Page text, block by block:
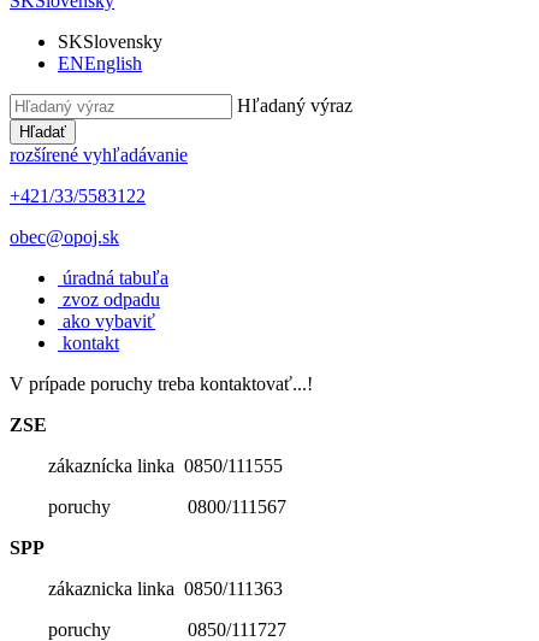
SKSlovensky
ENEnglish
Hľadaný výraz
Hľadať
rozšírené vyhľadávanie
+421/33/5583122
obec@opoj.sk
úradná tabuľa
zvoz odpadu
ako vybaviť
kontakt
V prípade poruchy treba kontaktovať...!
ZSE
zákaznícka linka 0850/111555
poruchy 0800/111567
SPP
zákaznicka linka 0850/111363
poruchy 0850/111727